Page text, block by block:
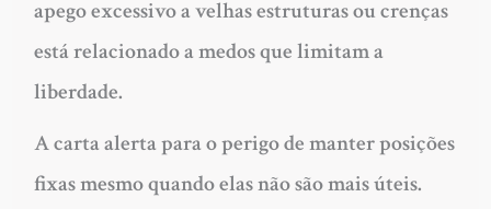
apego excessivo a velhas estruturas ou crenças
está relacionado a medos que limitam a
liberdade.
A carta alerta para o perigo de manter posições
fixas mesmo quando elas não são mais úteis.